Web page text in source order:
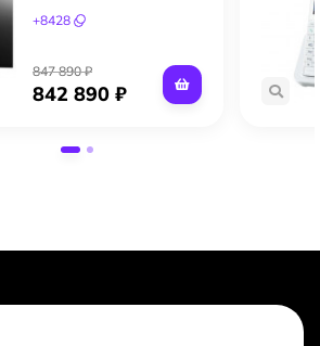
+8428
847 890 ₽
842 890 ₽